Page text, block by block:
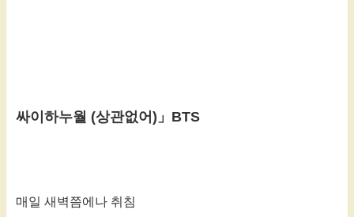
싸이하누월 (상관없어)」BTS
매일 새벽쯤에나 취침